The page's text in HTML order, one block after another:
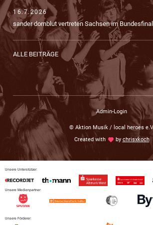
16.7.2026
sander dornblut vertreten Sachsen im
ALLE BEITRÄGE
Admin-Login
© Aktion Musik / local heroes
Created withlove by chrisxkoch
Unsere Unterstützer:
Unsere Medienpartner:
Unsere Förderer: